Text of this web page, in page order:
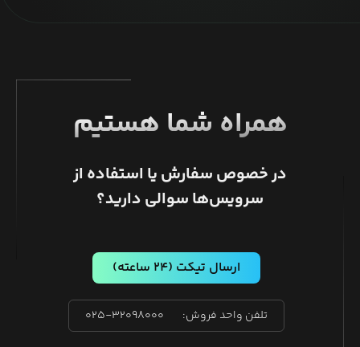
همراه شما هستیم
در خصوص سفارش یا استفاده از
سرویس‌ها سوالی دارید؟
ارسال تیکت (۲۴ ساعته)
تلفن واحد فروش: ۰۲۵-۳۲۰۹۸۰۰۰